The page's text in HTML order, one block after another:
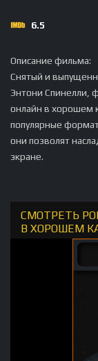
6.5
Описание фильма:
Снятый и
Энтони Спинелли,
онлайн в хорошем
популярные
они позволят
экране.
СМОТРЕТЬ
В ХОРОШЕМ